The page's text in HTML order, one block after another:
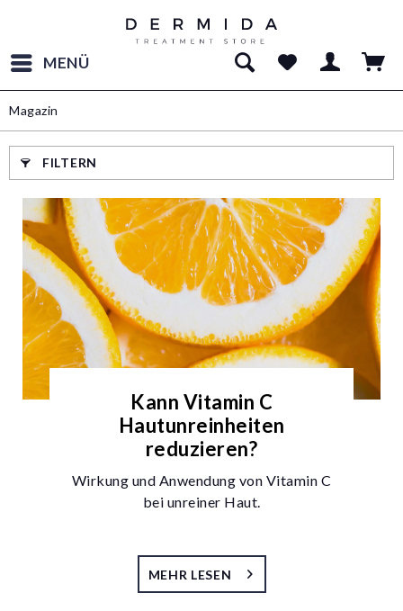
MENÜ
Magazin
FILTERN
Kann Vitamin C
Hautunreinheiten
reduzieren?
Wirkung und Anwendung von Vitamin C
bei unreiner Haut.
MEHR LESEN